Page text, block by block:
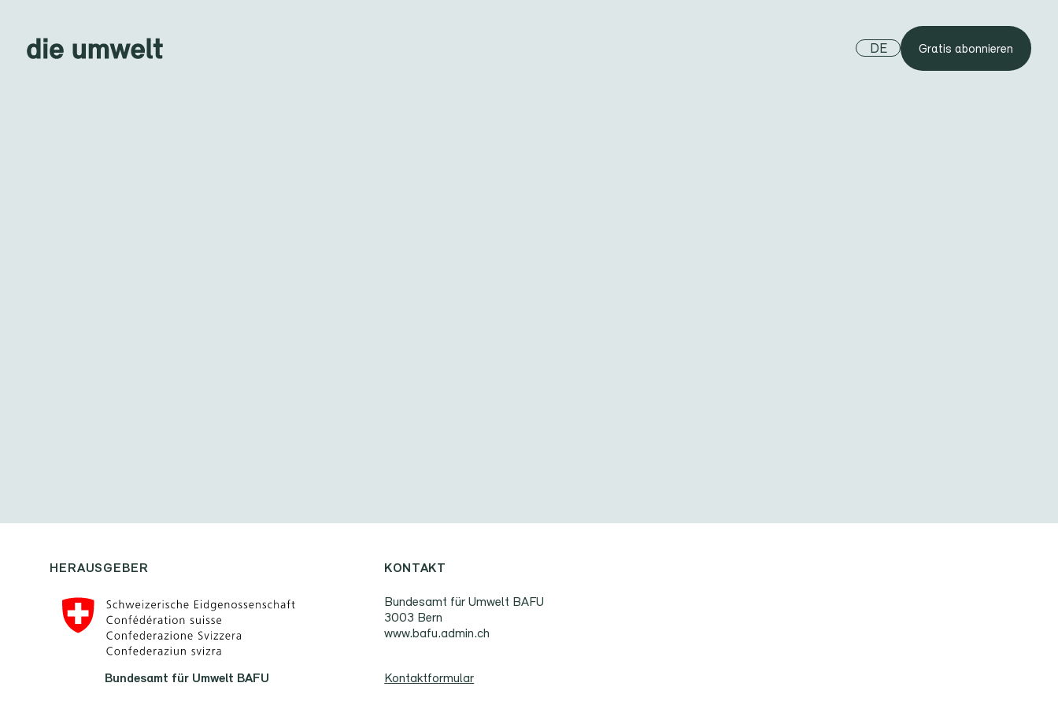
DE Gratis abonnieren
HERAUSGEBER
Bundesamt für Umwelt BAFU
KONTAKT
Bundesamt für Umwelt BAFU
3003 Bern
www.bafu.admin.ch
Kontaktformular